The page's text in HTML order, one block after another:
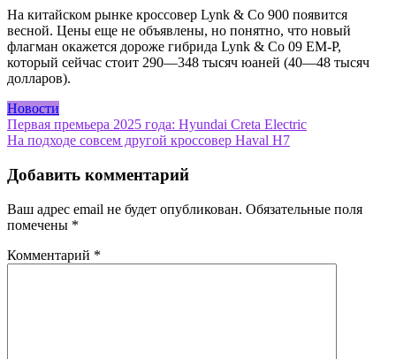
На китайском рынке кроссовер Lynk & Co 900 появится
весной. Цены еще не объявлены, но понятно, что новый
флагман окажется дороже гибрида Lynk & Co 09 EM-P,
который сейчас стоит 290—348 тысяч юаней (40—48 тысяч
долларов).
Новости
Навигация
по
записям
Первая премьера 2025 года: Hyundai Creta Electric
На подходе совсем другой кроссовер Haval H7
Добавить комментарий
Ваш адрес email не будет опубликован. Обязательные поля
помечены *
Комментарий *